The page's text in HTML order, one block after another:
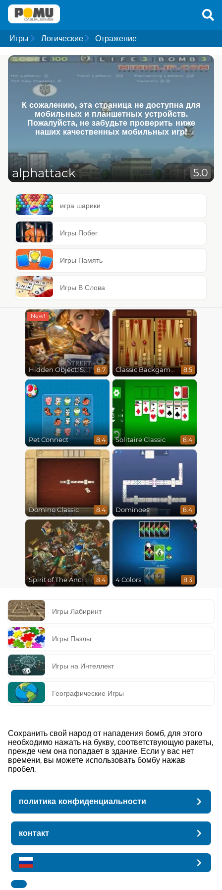
Игры Логические Отражение
К сожалению, эта страница не доступна для
мобильных и планшетных устройств.
Пожалуйста, не забудьте проверить ниже
наших качественных мобильных игр!
alphattack 5.0
игра шарики
Игры Побег
Игры Память
Игры В Слова
Hidden Object: Street Of Secrets 8.7 Classic Backgammon 8.5
Pet Connect 8.4 Solitaire Classic 8.4
Domino Classic 8.4 Dominoes 8.4
Spirit of The Ancient Forest 8.4 4 Colors 8.3
Игры Лабиринт
Игры Пазлы
Игры на Интеллект
Географические Игры
Сохранить свой народ от нападения бомб, для этого
необходимо нажать на букву, соответствующую ракеты,
прежде чем она попадает в здание. Если у вас нет
времени, вы можете использовать бомбу нажав
пробел.
политика конфиденциальности
контакт